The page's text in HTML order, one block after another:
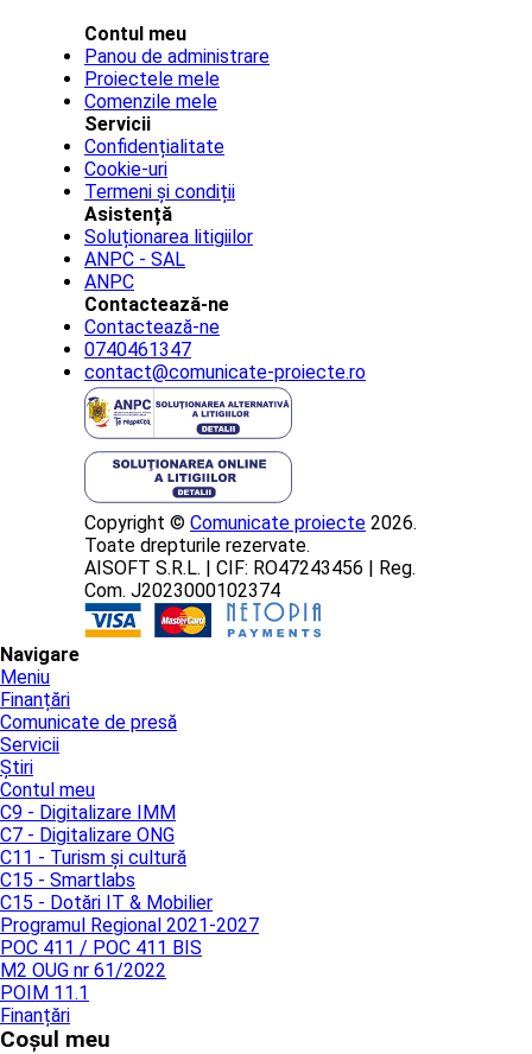
Contul meu
Panou de administrare
Proiectele mele
Comenzile mele
Servicii
Confidențialitate
Cookie-uri
Termeni și condiții
Asistență
Soluționarea litigiilor
ANPC - SAL
ANPC
Contactează-ne
Contactează-ne
0740461347
contact@comunicate-proiecte.ro
Copyright © Comunicate proiecte 2026.
Toate drepturile rezervate.
AISOFT S.R.L. | CIF: RO47243456 | Reg.
Com. J2023000102374
Navigare
Meniu
Finanțări
Comunicate de presă
Servicii
Știri
Contul meu
C9 - Digitalizare IMM
C7 - Digitalizare ONG
C11 - Turism și cultură
C15 - Smartlabs
C15 - Dotări IT & Mobilier
Programul Regional 2021-2027
POC 411 / POC 411 BIS
M2 OUG nr 61/2022
POIM 11.1
Finanțări
Coșul meu